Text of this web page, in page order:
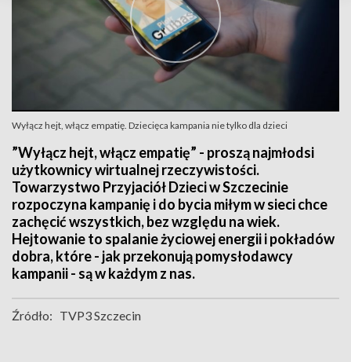
Wyłącz hejt, włącz empatię. Dziecięca kampania nie tylko dla dzieci
”Wyłącz hejt, włącz empatię” - proszą najmłodsi
użytkownicy wirtualnej rzeczywistości.
Towarzystwo Przyjaciół Dzieci w Szczecinie
rozpoczyna kampanię i do bycia miłym w sieci chce
zachęcić wszystkich, bez względu na wiek.
Hejtowanie to spalanie życiowej energii i pokładów
dobra, które - jak przekonują pomysłodawcy
kampanii - są w każdym z nas.
Źródło: TVP3 Szczecin